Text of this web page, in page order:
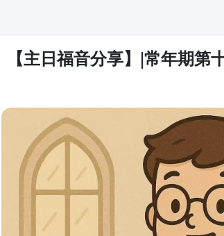
【主日福音分享】|常年期第